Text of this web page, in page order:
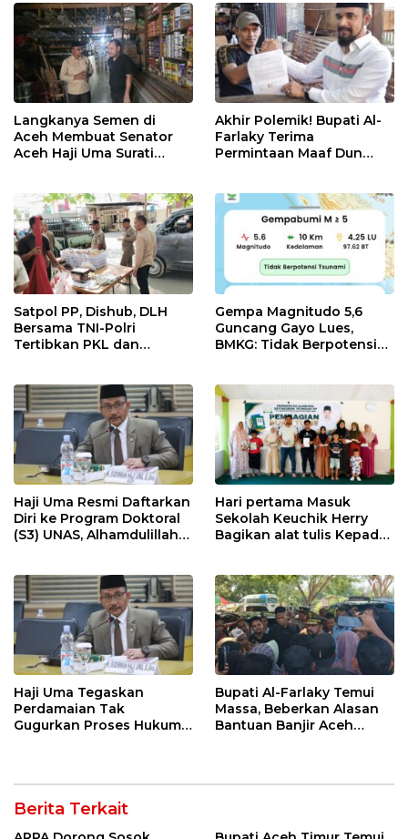
Langkanya Semen di
Aceh Membuat Senator
Aceh Haji Uma Surati
Akhir Polemik! Bupati Al-
Farlaky Terima
Permintaan Maaf Dun
Satpol PP, Dishub, DLH
Bersama TNI-Polri
Tertibkan PKL dan
Gempa Magnitudo 5,6
Guncang Gayo Lues,
BMKG: Tidak Berpotensi
Haji Uma Resmi Daftarkan
Diri ke Program Doktoral
(S3) UNAS, Alhamdulillah
Hari pertama Masuk
Sekolah Keuchik Herry
Bagikan alat tulis Kepada
Haji Uma Tegaskan
Perdamaian Tak
Gugurkan Proses Hukum
Bupati Al-Farlaky Temui
Massa, Beberkan Alasan
Bantuan Banjir Aceh
Berita Terkait